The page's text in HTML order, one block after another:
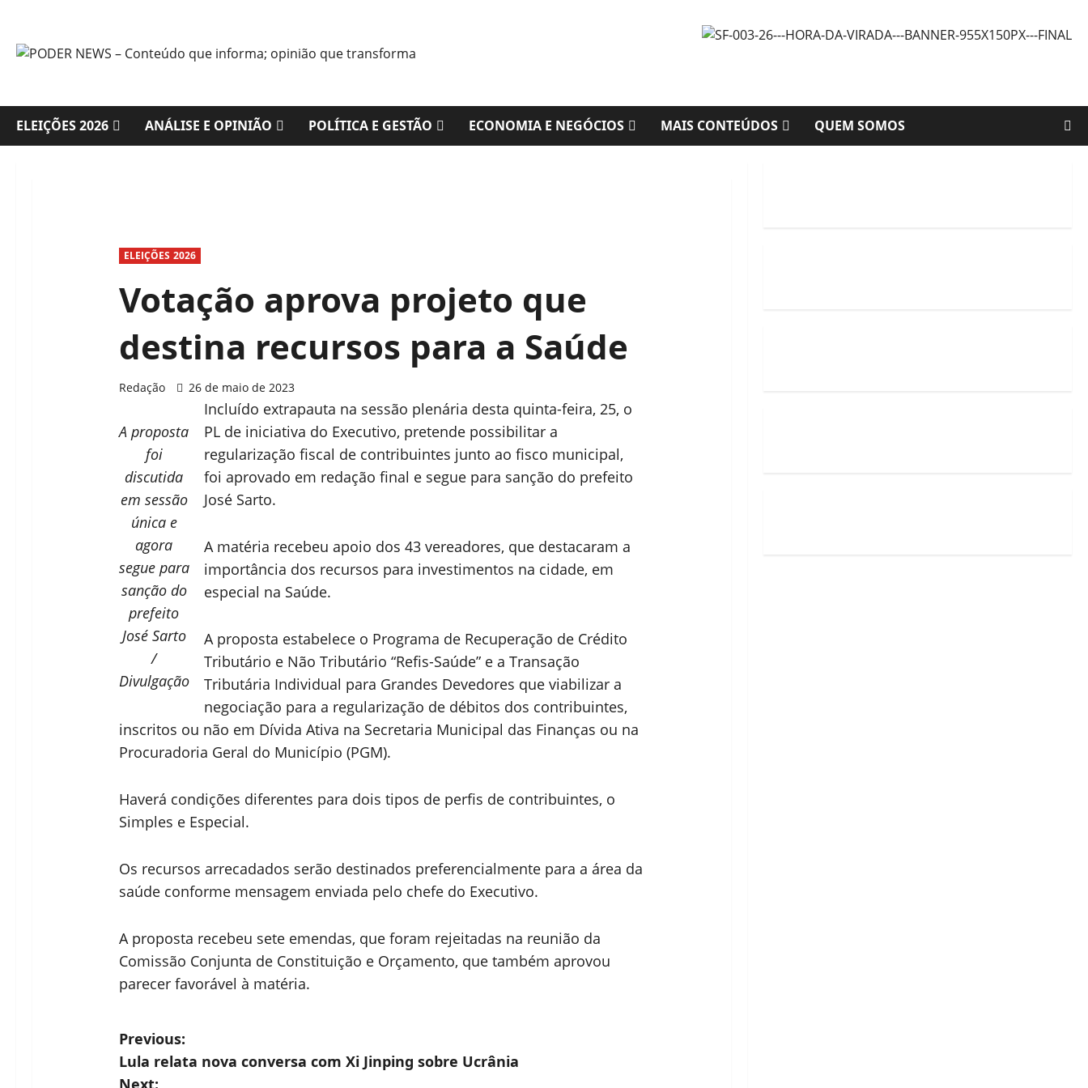
content
ELEIÇÕES 2026 ANÁLISE E OPINIÃO POLÍTICA E GESTÃO ECONOMIA E NEGÓCIOS MAIS CONTEÚDOS QUEM SOMOS
ELEIÇÕES 2026
Votação aprova projeto que
destina recursos para a Saúde
Redação 26 de maio de 2023
A proposta
foi
discutida
em sessão
única e
agora
segue para
sanção do
prefeito
José Sarto
/
Divulgação
Incluído extrapauta na sessão plenária desta quinta-feira, 25, o
PL de iniciativa do Executivo, pretende possibilitar a
regularização fiscal de contribuintes junto ao fisco municipal,
foi aprovado em redação final e segue para sanção do prefeito
José Sarto.
A matéria recebeu apoio dos 43 vereadores, que destacaram a
importância dos recursos para investimentos na cidade, em
especial na Saúde.
A proposta estabelece o Programa de Recuperação de Crédito
Tributário e Não Tributário “Refis-Saúde” e a Transação
Tributária Individual para Grandes Devedores que viabilizar a
negociação para a regularização de débitos dos contribuintes,
inscritos ou não em Dívida Ativa na Secretaria Municipal das Finanças ou na
Procuradoria Geral do Município (PGM).
Haverá condições diferentes para dois tipos de perfis de contribuintes, o
Simples e Especial.
Os recursos arrecadados serão destinados preferencialmente para a área da
saúde conforme mensagem enviada pelo chefe do Executivo.
A proposta recebeu sete emendas, que foram rejeitadas na reunião da
Comissão Conjunta de Constituição e Orçamento, que também aprovou
parecer favorável à matéria.
P
o
Previous:
Lula relata nova conversa com Xi Jinping sobre Ucrânia
Next: